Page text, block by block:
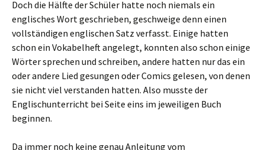
Doch die Hälfte der Schüler hatte noch niemals ein
englisches Wort geschrieben, geschweige denn einen
vollständigen englischen Satz verfasst. Einige hatten
schon ein Vokabelheft angelegt, konnten also schon einige
Wörter sprechen und schreiben, andere hatten nur das ein
oder andere Lied gesungen oder Comics gelesen, von denen
sie nicht viel verstanden hatten. Also musste der
Englischunterricht bei Seite eins im jeweiligen Buch
beginnen.
Da immer noch keine genau Anleitung vom